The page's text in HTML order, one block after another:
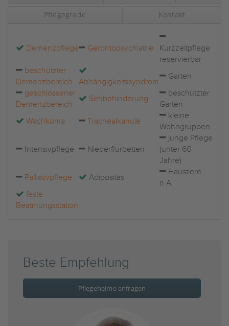
Pflegegrade Kontakt
Demenzpflege Gerontopsychiatrie
Kurzzeitpflege
reservierbar
beschützter
Demenzbereich
Abhängigkeitssyndrom
Garten
geschlossener
Demenzbereich
Sehbehinderung
beschützter
Garten
Wachkoma
Trachealkanüle
kleine
Wohngruppen
Intensivpflege Niederflurbetten
junge Pflege
(unter 60
Jahre)
Palliativpflege
Adipositas
Haustiere
n.A.
feste
Beatmungsstation
Beste Empfehlung
Pflegeheime anfragen